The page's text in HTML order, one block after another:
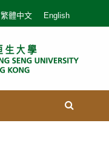
繁體中文 English